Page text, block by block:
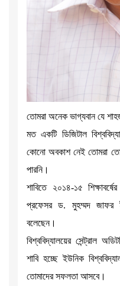
তোমরা অনেক ভাগ্যবান যে
মত একটি ডিজিটাল
কোনো অবকাশ নেই তোমরা
পারনি।
শাবিতে ২০১৪-১৫
প্রফেসর ড. মুহম্মদ জাফর
বলেছেন।
বিশ্ববিদ্যালয়ের সেন্ট্রাল
শাবি হচ্ছে ইউনিক
তোমাদের সফলতা আসবে।